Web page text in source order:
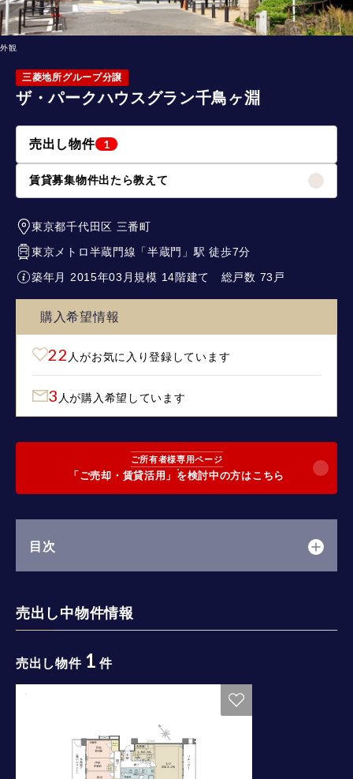
外観
三菱地所グループ分譲
ザ・パークハウスグラン千鳥ヶ淵
売出し物件 1
賃貸募集物件出たら教えて
東京都千代田区 三番町
東京メトロ半蔵門線 「半蔵門 」駅 徒歩7分
築年月 2015年03月規模 14階建て 総戸数 73戸
購入希望情報
22 人がお気に入り登録しています
3 人が購入希望しています
ご所有者様専用ページ
「ご売却・賃貸活用」を検討中の方はこちら
目次
売出し中物件情報
売出し物件 1 件